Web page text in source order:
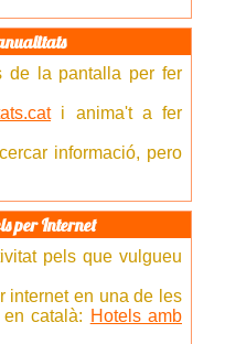
de la pantalla per fer
i anima't a fer
informació, pero
per Internet
pels que vulgueu
internet en una de les
català: Hotels amb